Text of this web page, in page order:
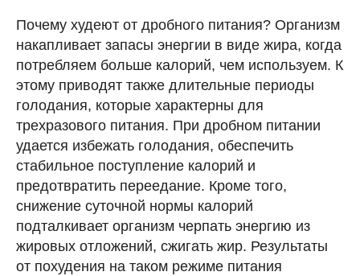
Почему худеют от дробного питания? Организм
накапливает запасы энергии в виде жира, когда
потребляем больше калорий, чем используем. К
этому приводят также длительные периоды
голодания, которые характерны для
трехразового питания. При дробном питании
удается избежать голодания, обеспечить
стабильное поступление калорий и
предотвратить переедание. Кроме того,
снижение суточной нормы калорий
подталкивает организм черпать энергию из
жировых отложений, сжигать жир. Результаты
от похудения на таком режиме питания